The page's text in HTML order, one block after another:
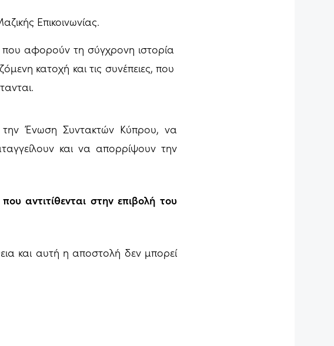
Επικοινωνίας.
αφορούν τη σύγχρονη ιστορία
κατοχή και τις συνέπειες, που
την Ένωση Συντακτών Κύπρου, να
και να απορρίψουν την
αντιτίθενται στην επιβολή του
και αυτή η αποστολή δεν μπορεί